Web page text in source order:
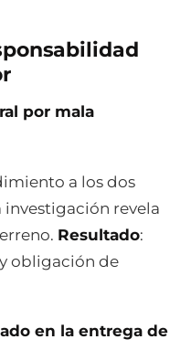
por mala
a los dos
investigación revela
Resultado:
obligación de
en la entrega de